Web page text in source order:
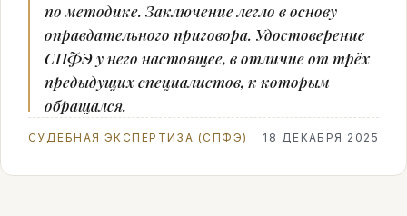
по методике. Заключение легло в основу
оправдательного приговора. Удостоверение
СПФЭ у него настоящее, в отличие от трёх
предыдущих специалистов, к которым
обращался.
СУДЕБНАЯ ЭКСПЕРТИЗА (СПФЭ) 18 ДЕКАБРЯ 2025